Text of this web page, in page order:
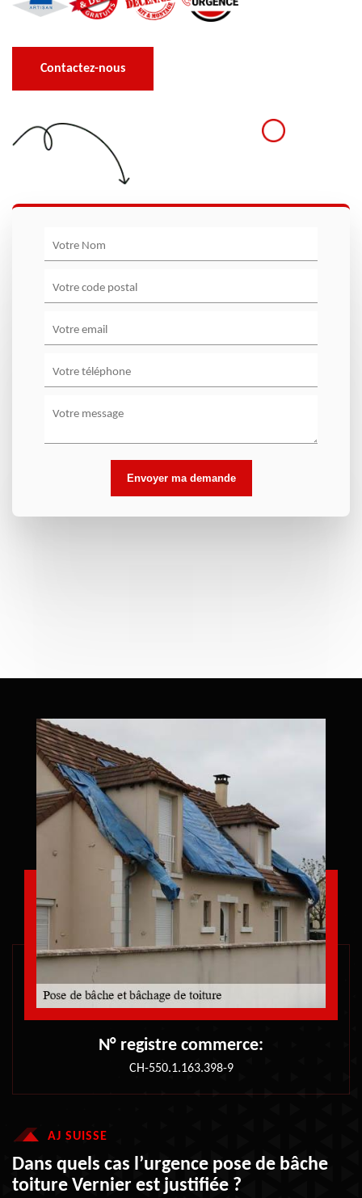
Contactez-nous
N° registre commerce:
CH-550.1.163.398-9
AJ SUISSE
Dans quels cas l’urgence pose de bâche
toiture Vernier est justifiée ?